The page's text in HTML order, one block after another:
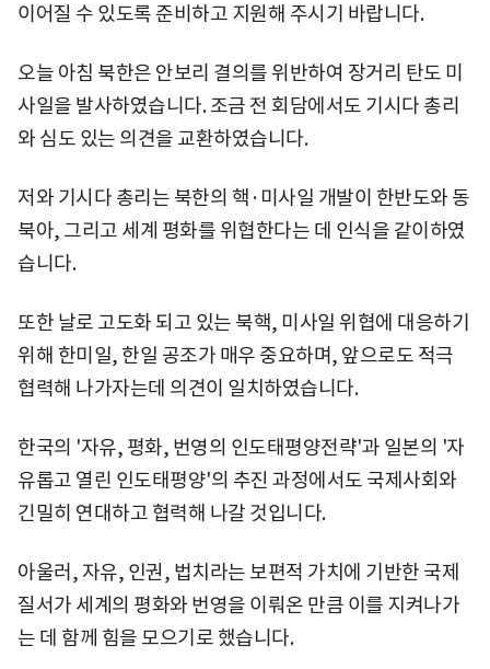
이어질 수 있도록 준비하고 지원해 주시기 바랍니다.
오늘 아침 북한은 안보리 결의를 위반하여 장거리 탄도 미
사일을 발사하였습니다. 조금 전 회담에서도 기시다 총리
와 심도 있는 의견을 교환하였습니다.
저와 기시다 총리는 북한의 핵·미사일 개발이 한반도와 동
북아, 그리고 세계 평화를 위협한다는 데 인식을 같이하였
습니다.
또한 날로 고도화 되고 있는 북핵, 미사일 위협에 대응하기
위해 한미일, 한일 공조가 매우 중요하며, 앞으로도 적극
협력해 나가자는데 의견이 일치하였습니다.
한국의 '자유, 평화, 번영의 인도태평양전략'과 일본의 '자
유롭고 열린 인도태평양'의 추진 과정에서도 국제사회와
긴밀히 연대하고 협력해 나갈 것입니다.
아울러, 자유, 인권, 법치라는 보편적 가치에 기반한 국제
질서가 세계의 평화와 번영을 이뤄온 만큼 이를 지켜나가
는 데 함께 힘을 모으기로 했습니다.